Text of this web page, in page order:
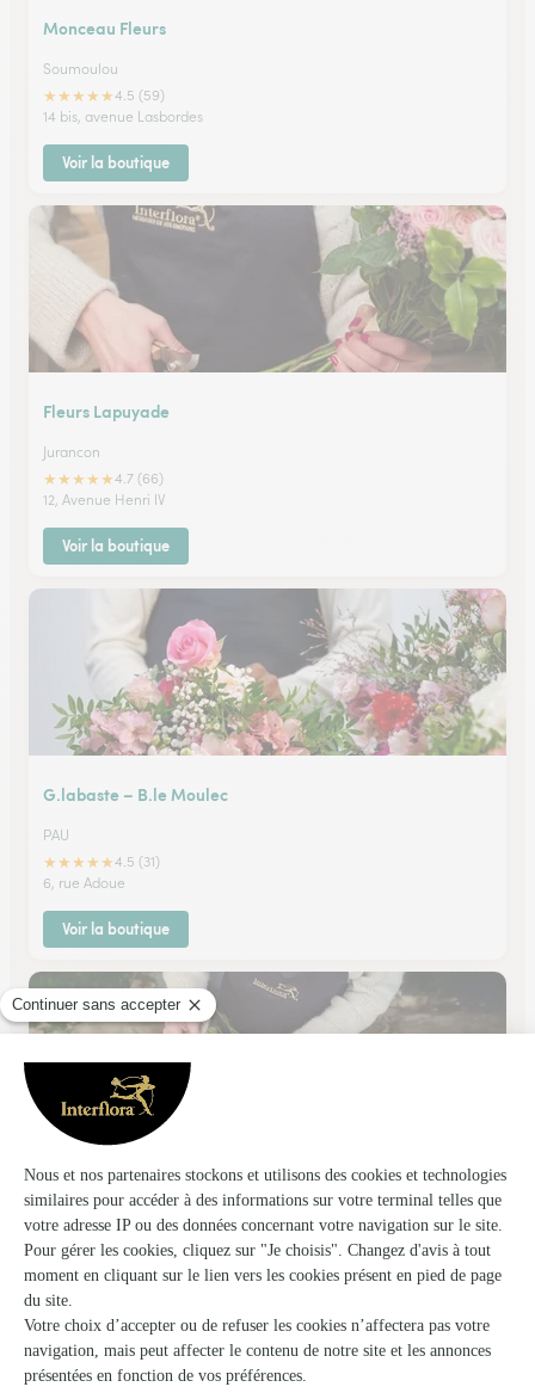
Monceau Fleurs
Soumoulou
★★★★★4.5 (59)
14 bis, avenue Lasbordes
Voir la boutique
Fleurs Lapuyade
Jurancon
★★★★★4.7 (66)
12, Avenue Henri IV
Voir la boutique
G.labaste – B.le Moulec
PAU
★★★★★4.5 (31)
6, rue Adoue
Voir la boutique
Mil’fleurs
PAU
★ ★★★ ★4.9 (7)
avenue du Chanoine Galharet
Voir la boutique